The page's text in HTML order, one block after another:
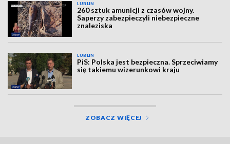
LUBLIN
260 sztuk amunicji z czasów wojny.
Saperzy zabezpieczyli niebezpieczne
znaleziska
LUBLIN
PiS: Polska jest bezpieczna. Sprzeciwiamy
się takiemu wizerunkowi kraju
ZOBACZ WIĘCEJ